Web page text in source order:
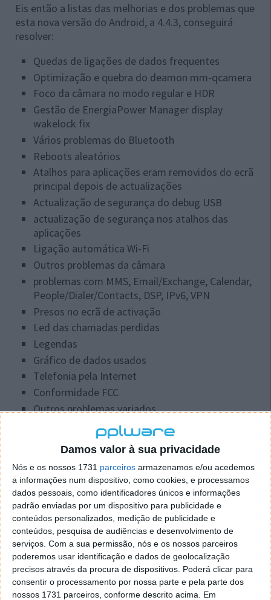
Damos valor à sua privacidade
Nós e os nossos 1731 parceiros armazenamos e/ou acedemos
a informações num dispositivo, como cookies, e processamos
dados pessoais, como identificadores únicos e informações
padrão enviadas por um dispositivo para publicidade e
conteúdos personalizados, medição de publicidade e
conteúdos, pesquisa de audiências e desenvolvimento de
serviços. Com a sua permissão, nós e os nossos parceiros
poderemos usar identificação e dados de geolocalização
precisos através da procura de dispositivos. Poderá clicar para
consentir o processamento por nossa parte e pela parte dos
nossos 1731 parceiros, conforme descrito acima. Em
Eis então a listas das melhorias e dos problemas que
esta nova versão do Android, a 4.4.3, conseguirá
resolver:
Quedas de ligações de dados frequentes
Optimização e quebra do deamon mm-qcamera
Foco da câmara no modo regular e HDR
Gestão de EnergiaPower Manager display
wakelock fix
Vários problemas do Bluetooth
Reboots aleatórios
Atalhos para aplicações eram removidos do ecrã
principal depois de actualizações
Actualização de segurança do debug USB
actualização de segurança nos atalhos das
aplicações
Ligação automática Wi-Fi
Outros problemas da câmara
problemas com MMS, Email/Exchange, Calendar,
People/Dialer/Contacts, DSP, IPv6, VPN
Presos no ecrã de activação
Led das chamadas perdidas
Legendas
Gráfico de dados usados
Telefonia pela Internet
Conformidade FCC
Outros problemas variados